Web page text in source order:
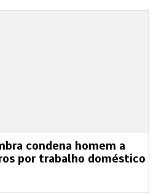
condena homem a
por trabalho doméstico